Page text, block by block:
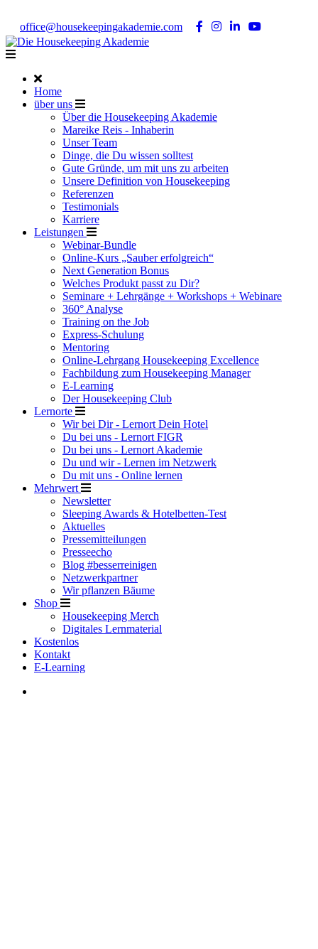
office@housekeepingakademie.com
Home
über uns
Über die Housekeeping Akademie
Mareike Reis - Inhaberin
Unser Team
Dinge, die Du wissen solltest
Gute Gründe, um mit uns zu arbeiten
Unsere Definition von Housekeeping
Referenzen
Testimonials
Karriere
Leistungen
Webinar-Bundle
Online-Kurs „Sauber erfolgreich“
Next Generation Bonus
Welches Produkt passt zu Dir?
Seminare + Lehrgänge + Workshops + Webinare
360° Analyse
Training on the Job
Express-Schulung
Mentoring
Online-Lehrgang Housekeeping Excellence
Fachbildung zum Housekeeping Manager
E-Learning
Der Housekeeping Club
Lernorte
Wir bei Dir - Lernort Dein Hotel
Du bei uns - Lernort FIGR
Du bei uns - Lernort Akademie
Du und wir - Lernen im Netzwerk
Du mit uns - Online lernen
Mehrwert
Newsletter
Sleeping Awards & Hotelbetten-Test
Aktuelles
Pressemitteilungen
Presseecho
Blog #besserreinigen
Netzwerkpartner
Wir pflanzen Bäume
Shop
Housekeeping Merch
Digitales Lernmaterial
Kostenlos
Kontakt
E-Learning